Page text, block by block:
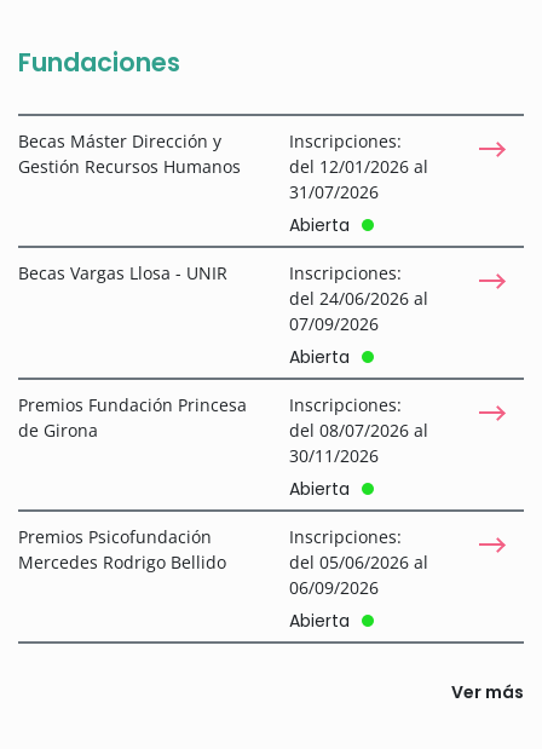
Fundaciones
Becas Máster Dirección y
Gestión Recursos Humanos
Inscripciones:
del 12/01/2026 al
31/07/2026
Abierta
Becas Vargas Llosa - UNIR
Inscripciones:
del 24/06/2026 al
07/09/2026
Abierta
Premios Fundación Princesa
de Girona
Inscripciones:
del 08/07/2026 al
30/11/2026
Abierta
Premios Psicofundación
Mercedes Rodrigo Bellido
Inscripciones:
del 05/06/2026 al
06/09/2026
Abierta
Ver más